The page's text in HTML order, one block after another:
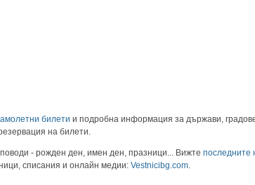
билети и подробна информация за държави,
на билети.
поводи - рожден ден, имен ден, празници... Вижте последните
списания и онлайн медии: Vestnicibg.com